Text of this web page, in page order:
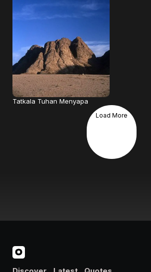
Tatkala Tuhan Menyapa
Load More